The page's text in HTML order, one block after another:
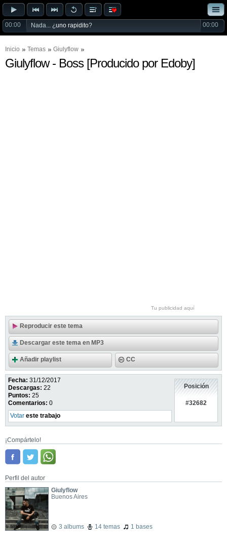
00:00 Nada... ¿uno rapidito? 00:00
Inicio Temas Giulyflow
Giulyflow - Boss [Producido por Edoby]
Tu publicidad aquí
Reproducir este tema
Descargar este tema en MP3
Añadir playlist CC
Fecha: 31/12/2017
Descargas: 22
Puntos: 25
Comentarios: 0
Votar este trabajo
Posición
#32682
¡Compártelo!
Perfil del autor
Giulyflow
Buenos Aires
3 albums 14 temas 1 bases